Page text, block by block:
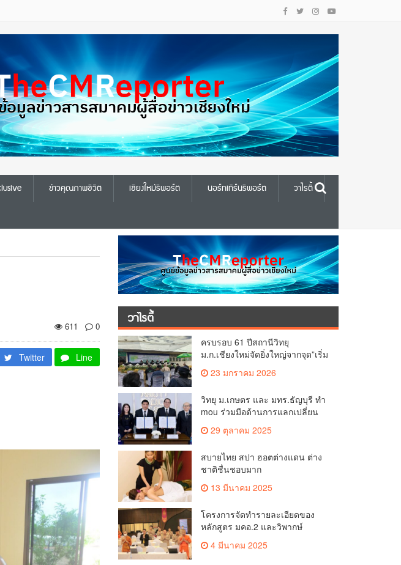
ข่าวคุณภาพชีวิต เชียงใหม่รีพอร์ต นอร์ทเทิร์นรีพอร์ต
วาไรตี้
611 0
Twitter Line
วาไรตี้
ครบรอบ 61 ปีสถานีวิทยุ
ม.ก.เชียงใหม่จัดยิ่งใหญ่จากจุด”เริ่ม
ต้นจากเสาไม้ไผ่ จนถึงวันที่มี
KURplus ในวันนี้”
23 มกราคม 2026
วิทยุ ม.เกษตร และ มทร.ธัญบุรี ทำ
mou ร่วมมือด้านการแลกเปลี่ยน
ข้อมูลข่าวสารเพื่อถ่ายทอดองค์
ความรู้ดีๆสู่ประชาชนให้ครอบคลุม
29 ตุลาคม 2025
สบายไทย สปา ฮอตต่างแดน ต่าง
ชาติชื่นชอบมาก
13 มีนาคม 2025
โครงการจัดทำรายละเอียดของ
หลักสูตร มคอ.2 และวิพากษ์
หลักสูตร (OBE.2)
4 มีนาคม 2025